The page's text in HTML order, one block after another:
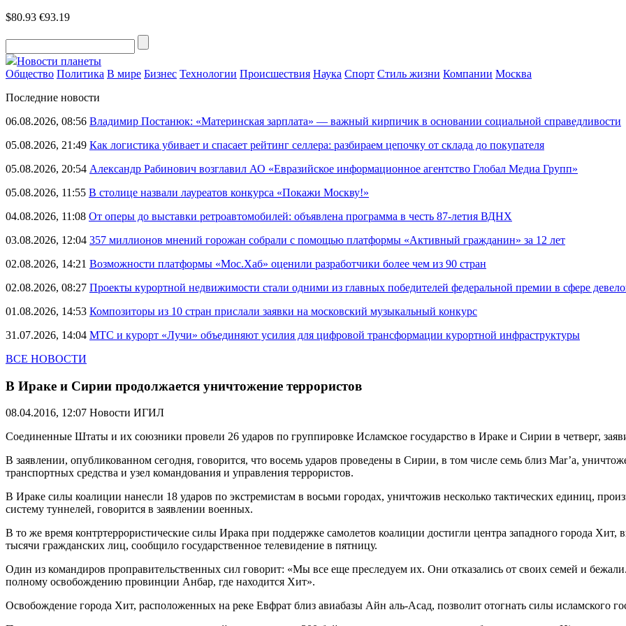
$80.93 €93.19
Новости планеты
Общество Политика В мире Бизнес Технологии Происшествия Наука Спорт Стиль жизни Компании Москва
Последние новости
06.08.2026, 08:56 Владимир Постанюк: «Материнская зарплата» — важный кирпичик в основании социальной справедливости
05.08.2026, 21:49 Как логистика убивает и спасает рейтинг селлера: разбираем цепочку от склада до покупателя
05.08.2026, 20:54 Александр Рабинович возглавил АО «Евразийское информационное агентство Глобал Медиа Групп»
05.08.2026, 11:55 В столице назвали лауреатов конкурса «Покажи Москву!»
04.08.2026, 11:08 От оперы до выставки ретроавтомобилей: объявлена программа в честь 87-летия ВДНХ
03.08.2026, 12:04 357 миллионов мнений горожан собрали с помощью платформы «Активный гражданин» за 12 лет
02.08.2026, 14:21 Возможности платформы «Мос.Хаб» оценили разработчики более чем из 90 стран
02.08.2026, 08:27 Проекты курортной недвижимости стали одними из главных победителей федеральной премии в сфере
01.08.2026, 14:53 Композиторы из 10 стран прислали заявки на московский музыкальный конкурс
31.07.2026, 14:04 МТС и курорт «Лучи» объединяют усилия для цифровой трансформации курортной инфраструктуры
ВСЕ НОВОСТИ
В Ираке и Сирии продолжается уничтожение террористов
08.04.2016, 12:07 Новости ИГИЛ
Соединенные Штаты и их союзники провели 26 ударов по группировке Исламское государство в Ираке и Сирии в четверг,
В заявлении, опубликованном сегодня, говорится, что восемь ударов проведены в Сирии, в том числе семь близ Mar’a,
транспортных средства и узел командования и управления террористов.
В Ираке силы коалиции нанесли 18 ударов по экстремистам в восьми городах, уничтожив несколько тактических единиц,
систему туннелей, говорится в заявлении военных.
В то же время контртеррористические силы Ирака при поддержке самолетов коалиции достигли центра западного города Хит,
тысячи гражданских лиц, сообщило государственное телевидение в пятницу.
Один из командиров проправительственных сил говорит: «Мы все еще преследуем их. Они отказались от своих семей и
полному освобождению провинции Анбар, где находится Хит».
Освобождение города Хит, расположенных на реке Евфрат близ авиабазы Айн аль-Асад, позволит отогнать силы исламского